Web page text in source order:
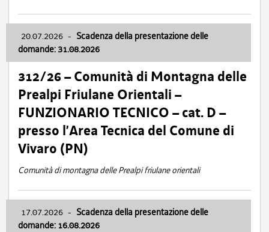
20.07.2026 - Scadenza della presentazione delle
domande: 31.08.2026
312/26 – Comunità di Montagna delle
Prealpi Friulane Orientali –
FUNZIONARIO TECNICO – cat. D –
presso l’Area Tecnica del Comune di
Vivaro (PN)
Comunità di montagna delle Prealpi friulane orientali
17.07.2026 - Scadenza della presentazione delle
domande: 16.08.2026